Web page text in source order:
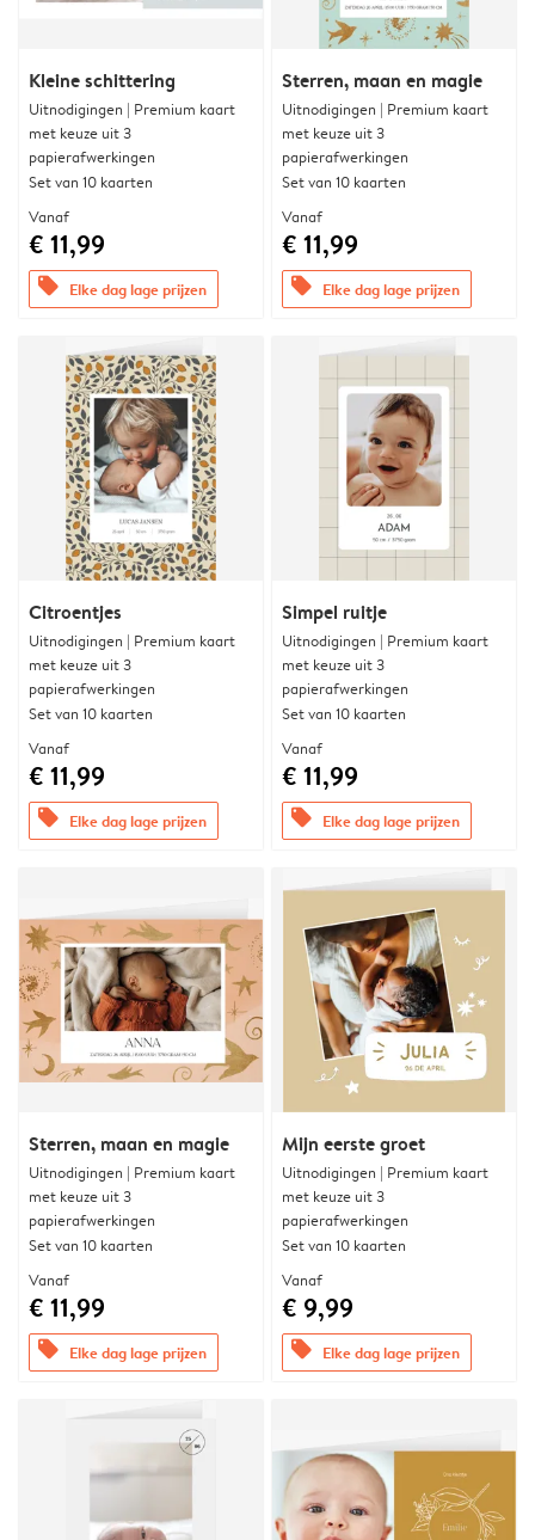
Kleine schittering
Uitnodigingen | Premium kaart
met keuze uit 3
papierafwerkingen
Set van 10 kaarten
Vanaf
€ 11,99
offers Elke dag lage prijzen
Sterren, maan en magie
Uitnodigingen | Premium kaart
met keuze uit 3
papierafwerkingen
Set van 10 kaarten
Vanaf
€ 11,99
offers Elke dag lage prijzen
Citroentjes
Uitnodigingen | Premium kaart
met keuze uit 3
papierafwerkingen
Set van 10 kaarten
Vanaf
€ 11,99
offers Elke dag lage prijzen
Simpel ruitje
Uitnodigingen | Premium kaart
met keuze uit 3
papierafwerkingen
Set van 10 kaarten
Vanaf
€ 11,99
offers Elke dag lage prijzen
Sterren, maan en magie
Uitnodigingen | Premium kaart
met keuze uit 3
papierafwerkingen
Set van 10 kaarten
Vanaf
€ 11,99
offers Elke dag lage prijzen
Mijn eerste groet
Uitnodigingen | Premium kaart
met keuze uit 3
papierafwerkingen
Set van 10 kaarten
Vanaf
€ 9,99
offers Elke dag lage prijzen